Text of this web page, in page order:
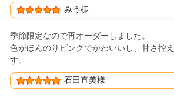
みう様
季節限定なので再オーダーしました。
色がほんのりピンクでかわいいし、甘さ控
す。
石田直美様